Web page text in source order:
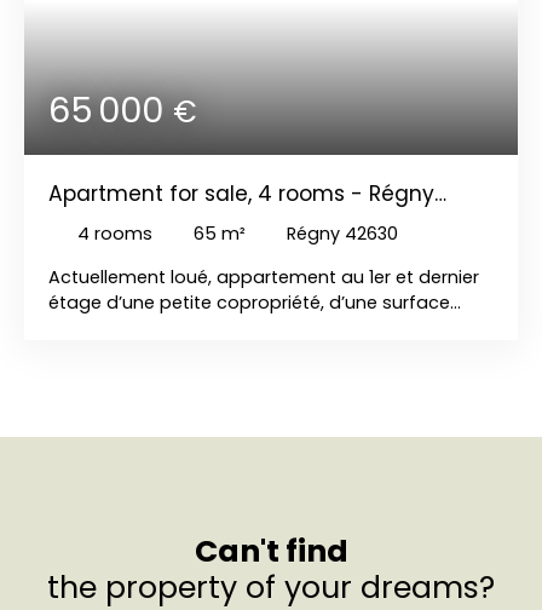
65 000€
Apartment for sale, 4 rooms - Régny
42630
4 rooms 65 m²
Régny 42630
Actuellement loué, appartement au 1er et dernier
étage d’une petite copropriété, d’une surface
Can't find
the property of your dreams?